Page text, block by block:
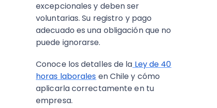
excepcionales y deben ser
voluntarias. Su registro y pago
adecuado es una obligación que no
puede ignorarse.
Conoce los detalles de la Ley de 40
horas laborales en Chile y cómo
aplicarla correctamente en tu
empresa.